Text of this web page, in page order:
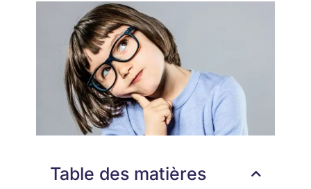
Table des matières